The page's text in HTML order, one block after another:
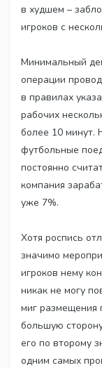
в худшем –
игроков с
Минимальный
операции
в правилах
рабочих
более 10 минут.
футбольные
постоянно
компания
уже 7%.
Хотя роспись
значимо
игроков нему
никак не могу
миг размещения
большую
его по второму
одним самых